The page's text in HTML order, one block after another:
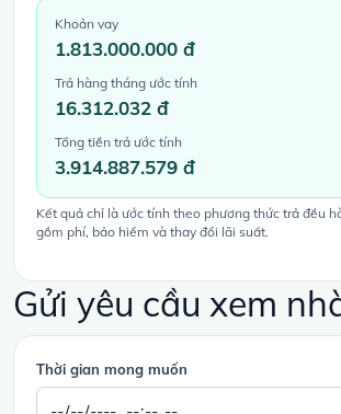
Khoản vay
1.813.000.000 đ
Trả hàng tháng ước tính
16.312.032 đ
Tổng tiền trả ước tính
3.914.887.579 đ
Kết quả chỉ là ước tính theo phương thức trả đều
gồm phí, bảo hiểm và thay đổi lãi suất.
Gửi yêu cầu xem
Thời gian mong muốn